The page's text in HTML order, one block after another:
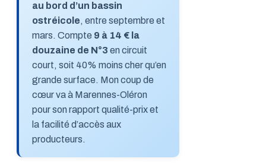
au bord d’un bassin
ostréicole, entre septembre et
mars. Compte 9 à 14 € la
douzaine de N°3 en circuit
court, soit 40% moins cher qu’en
grande surface. Mon coup de
cœur va à Marennes-Oléron
pour son rapport qualité-prix et
la facilité d’accès aux
producteurs.